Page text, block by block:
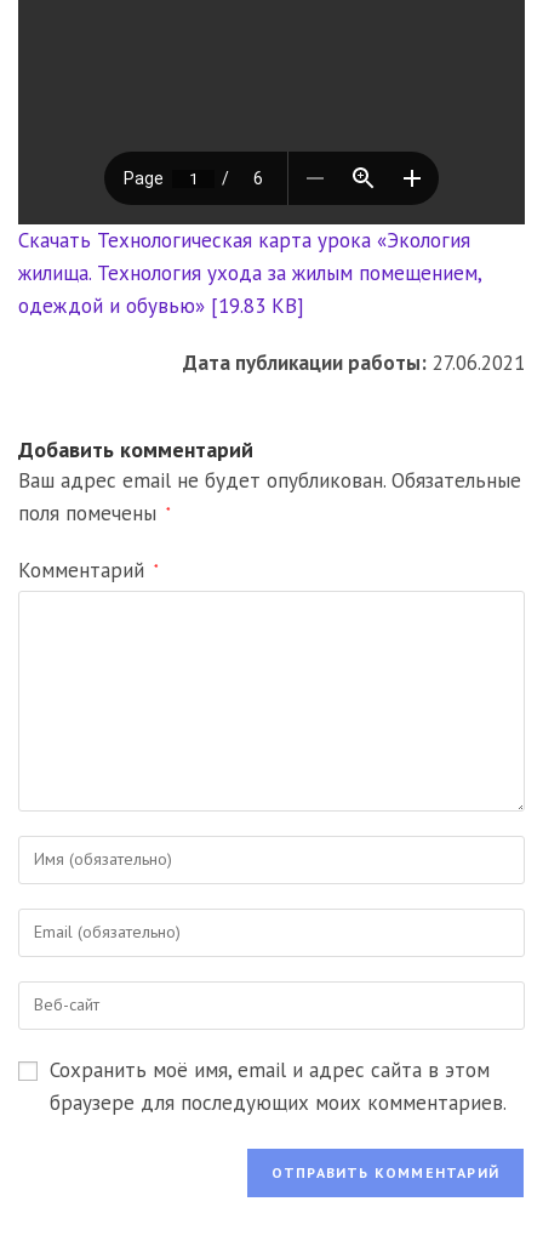
Скачать Технологическая карта урока «Экология
жилища. Технология ухода за жилым помещением,
одеждой и обувью» [19.83 KB]
Дата публикации работы: 27.06.2021
Добавить комментарий
Ваш адрес email не будет опубликован. Обязательные
поля помечены
*
Комментарий *
Введите
или
имя
пользователя,
чтобы
прокомментировать
Введите
адрес,
чтобы
Введите
веб-
сайта
Сохранить моё имя, email и адрес сайта в этом
браузере для последующих моих комментариев.